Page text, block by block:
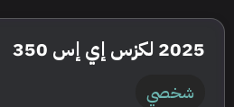
2025 لكزس إي إس 350
شخصي